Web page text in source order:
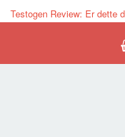
Testogen Review: Er dette
TestoGen anmeldelser: